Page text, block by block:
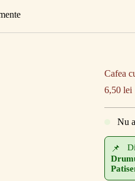
Cafea
6,50 lei
Nu